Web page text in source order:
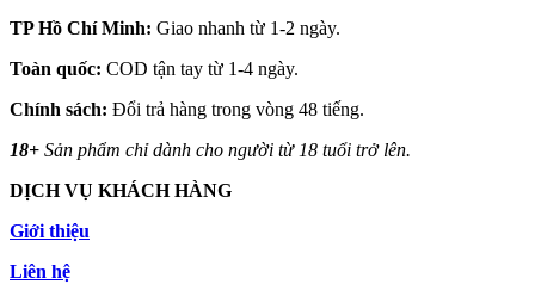
TP Hồ Chí Minh: Giao nhanh từ 1-2 ngày.
Toàn quốc: COD tận tay từ 1-4 ngày.
Chính sách: Đổi trả hàng trong vòng 48 tiếng.
18+ Sản phẩm chỉ dành cho người từ 18 tuổi trở lên.
DỊCH VỤ KHÁCH HÀNG
Giới thiệu
Liên hệ